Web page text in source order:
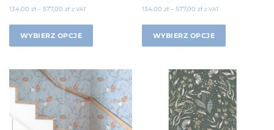
134,00 zł – 577,00 zł z VAT
WYBIERZ OPCJE
134,00zł –577,00zł z VAT
WYBIERZ OPCJE